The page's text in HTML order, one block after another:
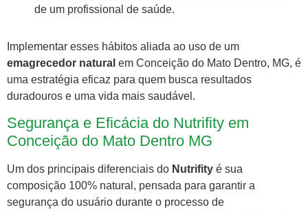
de um profissional de saúde.
Implementar esses hábitos aliada ao uso de um
emagrecedor natural em Conceição do Mato Dentro, MG, é
uma estratégia eficaz para quem busca resultados
duradouros e uma vida mais saudável.
Segurança e Eficácia do Nutrifity em
Conceição do Mato Dentro MG
Um dos principais diferenciais do Nutrifity é sua
composição 100% natural, pensada para garantir a
segurança do usuário durante o processo de